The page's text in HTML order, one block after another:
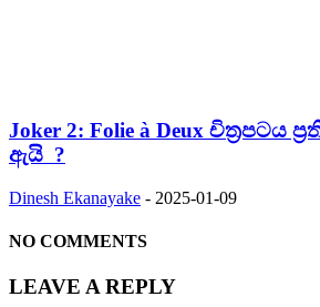
Joker 2: Folie à Deux චිත්‍රපටය
ඇයි ?
Dinesh Ekanayake - 2025-01-09
NO COMMENTS
LEAVE A REPLY